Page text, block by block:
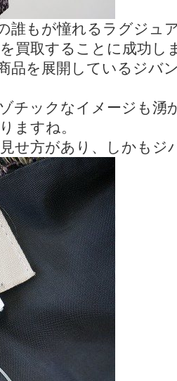
もが憧れるラグジュ
買取することに成功し
品を展開しているジ
チックなイメージも
ますね。
せ方があり、しかもジ